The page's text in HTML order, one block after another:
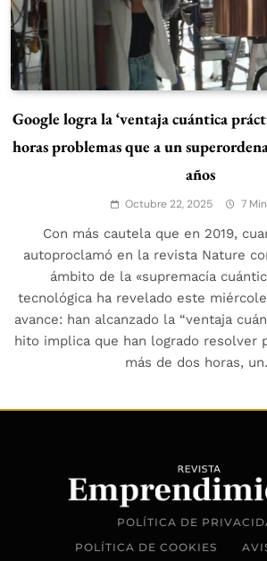
Google logra la ‘ventaja cuántica
horas problemas que a un
años
Octubre 22, 2025 7
Con más cautela que en 2019,
autoproclamó en la revista Nature
ámbito de la «supremacía
tecnológica ha revelado este
avance: han alcanzado la “ventaja
hito implica que han logrado resolver
más de dos horas,
POLÍTICA DE
POLÍTICA DE COOKIES